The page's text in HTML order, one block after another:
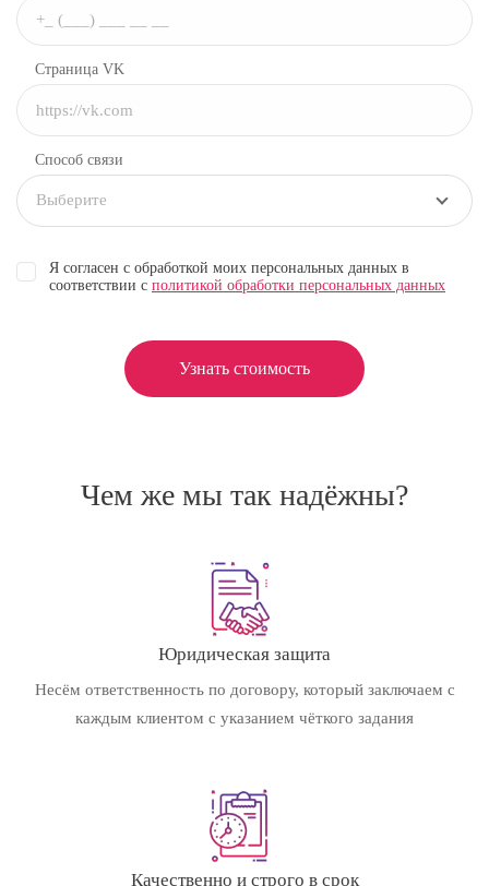
Страница VK
Способ связи
Выберите
Я согласен с обработкой моих персональных данных в
соответствии с политикой обработки персональных данных
Узнать стоимость
Чем же мы так надёжны?
Юридическая защита
Несём ответственность по договору, который заключаем с
каждым клиентом с указанием чёткого задания
Качественно и строго в срок